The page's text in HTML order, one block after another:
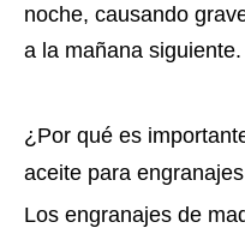
noche, causando
a la mañana siguiente.
¿Por qué es
aceite para
Los engranajes de